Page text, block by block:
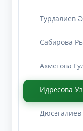
Турдалиев
Сабирова
Ахметова
Идресова